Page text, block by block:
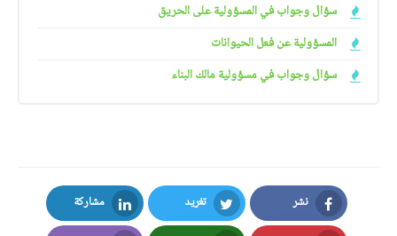
سؤال وجواب في المسؤولية على الحريق
المسؤولية عن فعل الحيوانات
سؤال وجواب في مسؤولية مالك البناء
نشر
Facebook
تغريد
Twitter
مشاركة
LinkedIn